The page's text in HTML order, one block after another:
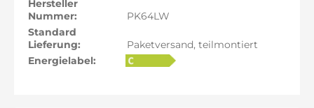
Hersteller
Nummer:
PK64LW
Standard
Lieferung:
Paketversand, teilmontiert
Energielabel: